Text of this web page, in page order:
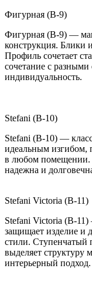
Фигурная (B-9)
Фигурная (B-9) —
конструкция. Блики
Профиль сочетает
сочетание с
индивидуальность.
Stefani (B-10)
Stefani (B-10) —
идеальным изгибом,
в любом помещении.
надежна и
Stefani Victoria (B-11)
Stefani Victoria (B-
защищает изделие и
стили. Ступенчатый
выделяет структуру
интерьерный подход.